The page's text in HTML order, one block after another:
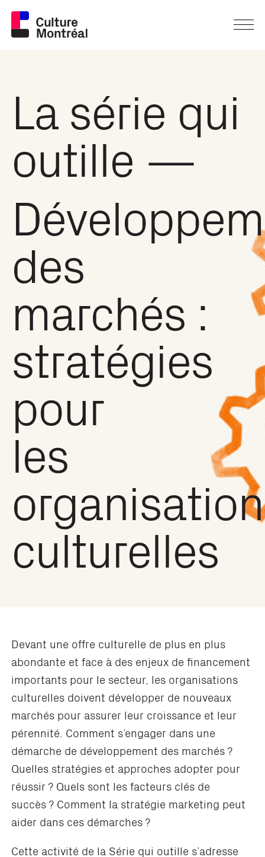
La série qui
outille —
des
marchés :
stratégies
pour
les
culturelles
Devant une offre culturelle de plus en plus
abondante et face à des enjeux de financement
importants pour le secteur, les organisations
culturelles doivent développer de nouveaux
marchés pour assurer leur croissance et leur
pérennité. Comment s’engager dans une
démarche de développement des marchés ?
Quelles stratégies et approches adopter pour
réussir ? Quels sont les facteurs clés de
succès ? Comment la stratégie marketing peut
aider dans ces démarches ?
Cette activité de la Série qui outille s’adresse